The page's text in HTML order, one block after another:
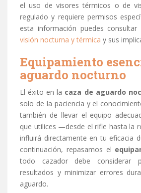
el uso de visores térmicos o de
regulado y requiere permisos
esta información puedes consultar
visión nocturna y térmica y sus
Equipamiento
aguardo nocturno
El éxito en la caza de aguardo
solo de la paciencia y el
también de llevar el equipo
que utilices —desde el rifle hasta la
influirá directamente en tu eficacia
continuación, repasamos el
todo cazador debe considerar
resultados y minimizar errores
aguardo.